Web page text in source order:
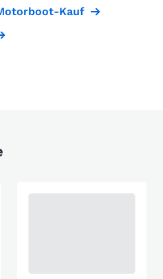
Kauf